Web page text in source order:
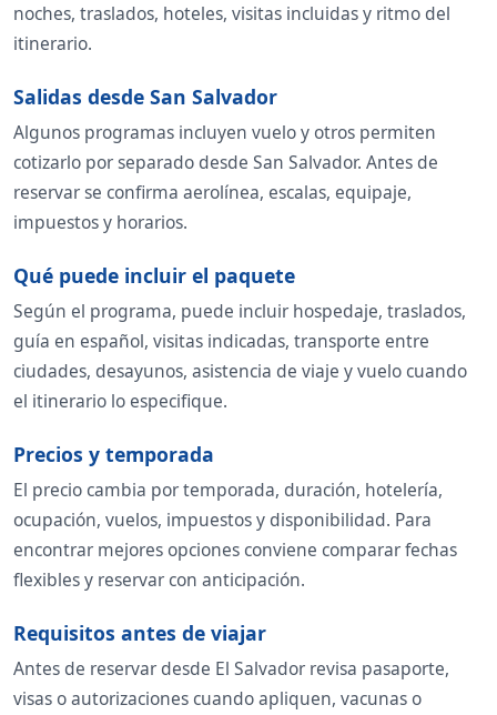
noches, traslados, hoteles, visitas incluidas y ritmo del
itinerario.
Salidas desde San Salvador
Algunos programas incluyen vuelo y otros permiten
cotizarlo por separado desde San Salvador. Antes de
reservar se confirma aerolínea, escalas, equipaje,
impuestos y horarios.
Qué puede incluir el paquete
Según el programa, puede incluir hospedaje, traslados,
guía en español, visitas indicadas, transporte entre
ciudades, desayunos, asistencia de viaje y vuelo cuando
el itinerario lo especifique.
Precios y temporada
El precio cambia por temporada, duración, hotelería,
ocupación, vuelos, impuestos y disponibilidad. Para
encontrar mejores opciones conviene comparar fechas
flexibles y reservar con anticipación.
Requisitos antes de viajar
Antes de reservar desde El Salvador revisa pasaporte,
visas o autorizaciones cuando apliquen, vacunas o